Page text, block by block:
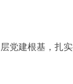
党建根基，扎